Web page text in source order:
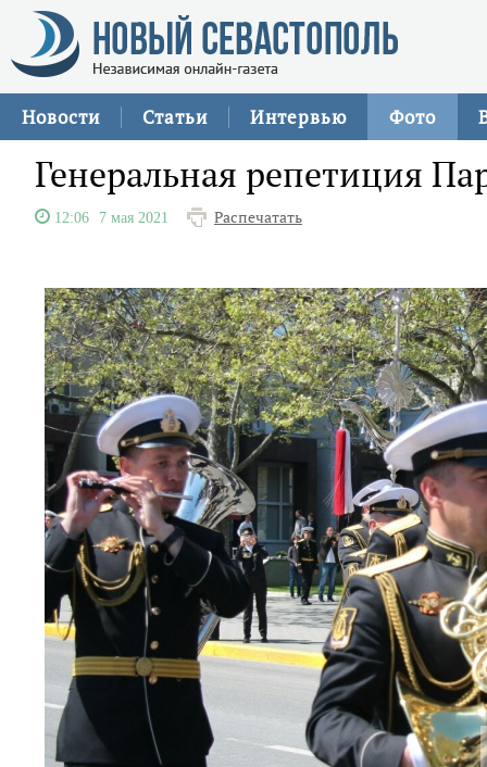
Новости Статьи Интервью Фото
Генеральная репетиция
12:06 7 мая 2021 Распечатать